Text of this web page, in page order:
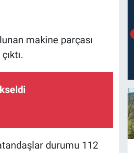
makine parçası
durumu 112